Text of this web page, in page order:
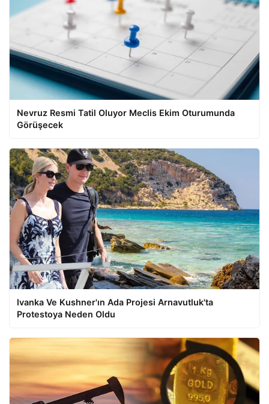
Nevruz Resmi Tatil Oluyor Meclis Ekim Oturumunda
Görüşecek
Ivanka Ve Kushner'ın Ada Projesi Arnavutluk'ta
Protestoya Neden Oldu